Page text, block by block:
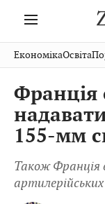
Івано-
Франківськ
Тернопіль
Волинь
Закарпаття
Рівне
Чернівці
ЕкономікаОсвіта
Франція
155-мм
Також Франція